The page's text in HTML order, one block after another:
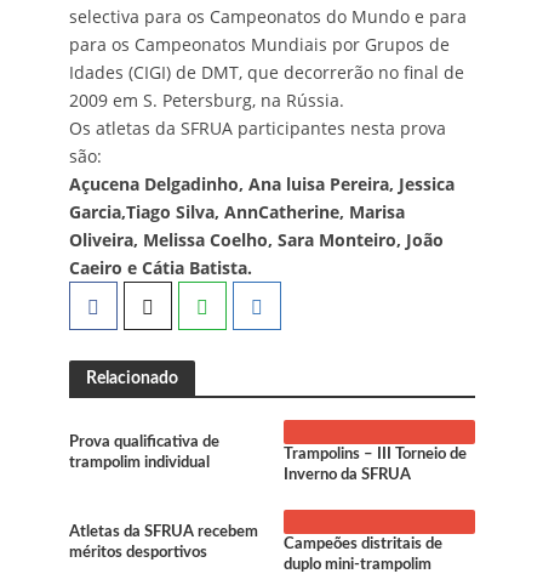
selectiva para os Campeonatos do Mundo e para
para os Campeonatos Mundiais por Grupos de
Idades (CIGI) de DMT, que decorrerão no final de
2009 em S. Petersburg, na Rússia.
Os atletas da SFRUA participantes nesta prova
são:
Açucena Delgadinho, Ana luisa Pereira, Jessica
Garcia,Tiago Silva, AnnCatherine, Marisa
Oliveira, Melissa Coelho, Sara Monteiro, João
Caeiro e Cátia Batista.
Relacionado
Prova qualificativa de
trampolim individual
Trampolins – III Torneio de
Inverno da SFRUA
Atletas da SFRUA recebem
méritos desportivos
Campeões distritais de
duplo mini-trampolim